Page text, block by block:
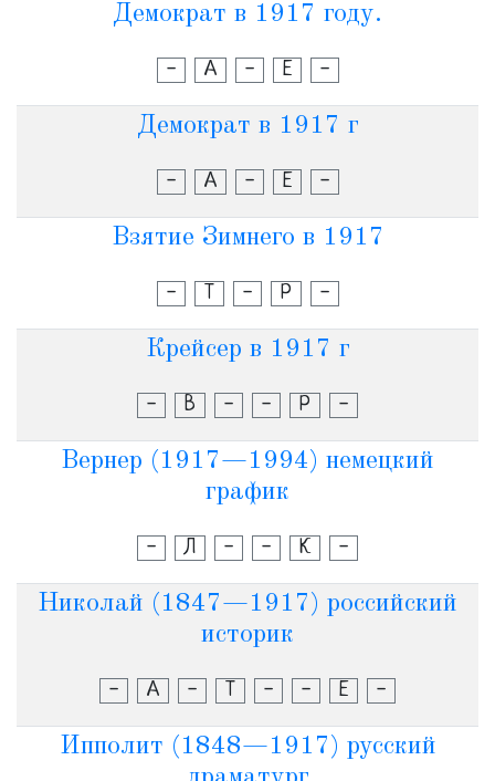
Демократ в 1917 году.
- А - Е -
Демократ в 1917 г
- А - Е -
Взятие Зимнего в 1917
- Т - Р -
Крейсер в 1917 г
- В - - Р -
Вернер (1917—1994) немецкий
график
- Л - - К -
Николай (1847—1917) российский
историк
- А - Т - - Е -
Ипполит (1848—1917) русский